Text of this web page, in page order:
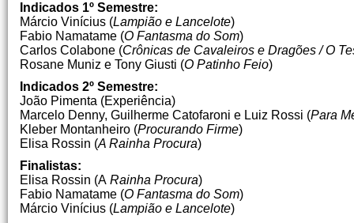
Indicados 1º Semestre:
Márcio Vinícius (Lampião e Lancelote)
Fabio Namatame (O Fantasma do Som)
Carlos Colabone (Crônicas de Cavaleiros e Dragões / O
Rosane Muniz e Tony Giusti (O Patinho Feio)
Indicados 2º Semestre:
João Pimenta (Experiência)
Marcelo Denny, Guilherme Catofaroni e Luiz Rossi (Para
Kleber Montanheiro (Procurando Firme)
Elisa Rossin (A Rainha Procura)
Finalistas:
Elisa Rossin (A Rainha Procura)
Fabio Namatame (O Fantasma do Som)
Márcio Vinícius (Lampião e Lancelote)